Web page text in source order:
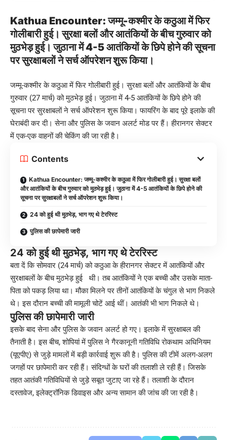
Kathua Encounter: जम्मू-कश्मीर के कठुआ में फिर
गोलीबारी हुई। सुरक्षा बलों और आतंकियों के बीच गुरुवार को
मुठभेड़ हुई। जुठाना में 4-5 आतंकियों के छिपे होने की सूचना
पर सुरक्षाबलों ने सर्च ऑपरेशन शुरू किया।
जम्मू-कश्मीर के कठुआ में फिर गोलीबारी हुई। सुरक्षा बलों और आतंकियों के बीच
गुरुवार (27 मार्च) को मुठभेड़ हुई। जुठाना में 4-5 आतंकियों के छिपे होने की
सूचना पर सुरक्षाबलों ने सर्च ऑपरेशन शुरू किया। फायरिंग के बाद पूरे इलाके की
घेराबंदी कर दी। सेना और पुलिस के जवान अलर्ट मोड पर हैं। हीरानगर सेक्टर
में एक-एक वाहनों की चेकिंग की जा रही है।
Contents
Kathua Encounter: जम्मू-कश्मीर के कठुआ में फिर गोलीबारी हुई। सुरक्षा बलों
और आतंकियों के बीच गुरुवार को मुठभेड़ हुई। जुठाना में 4-5 आतंकियों के छिपे होने की
सूचना पर सुरक्षाबलों ने सर्च ऑपरेशन शुरू किया।
24 को हुई थी मुठभेड़, भाग गए थे टेररिस्ट
पुलिस की छापेमारी जारी
24 को हुई थी मुठभेड़, भाग गए थे टेररिस्ट
बता दें कि सोमवार (24 मार्च) को कठुआ के हीरानगर सेक्टर में आतंकियों और
सुरक्षाबलों के बीच मुठभेड़ हुई थी। तब आतंकियों ने एक बच्ची और उसके माता-
पिता को पकड़ लिया था। मौका मिलने पर तीनों आतंकियों के चंगुल से भाग निकले
थे। इस दौरान बच्ची की मामूली चोटें आई थीं। आतंकी भी भाग निकले थे।
पुलिस की छापेमारी जारी
इसके बाद सेना और पुलिस के जवान अलर्ट हो गए। इलाके में सुरक्षाबल की
तैनाती है। इस बीच, शोपियां में पुलिस ने गैरकानूनी गतिविधि रोकथाम अधिनियम
(यूएपीए) से जुड़े मामलों में बड़ी कार्रवाई शुरू की है। पुलिस की टीमें अलग-अलग
जगहों पर छापेमारी कर रही हैं। संदिग्धों के घरों की तलाशी ले रही हैं। जिसके
तहत आतंकी गतिविधियों से जुड़े सबूत जुटाए जा रहे हैं। तलाशी के दौरान
दस्तावेज, इलेक्ट्रॉनिक डिवाइस और अन्य सामान की जांच की जा रही है।